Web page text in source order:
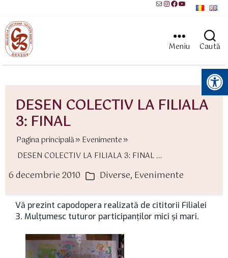
MailInstagram
Facebook
YouTube
Meniu Caută
Instrumente pentru accesibilitate
DESEN COLECTIV LA FILIALA
3: FINAL
Pagina principală
Evenimente
DESEN COLECTIV LA FILIALA 3: FINAL ...
6 decembrie 2010 Categorii
Diverse, Evenimente
Vă prezint capodopera realizată de cititorii Filialei
3. Mulţumesc tuturor participanţilor mici şi mari.